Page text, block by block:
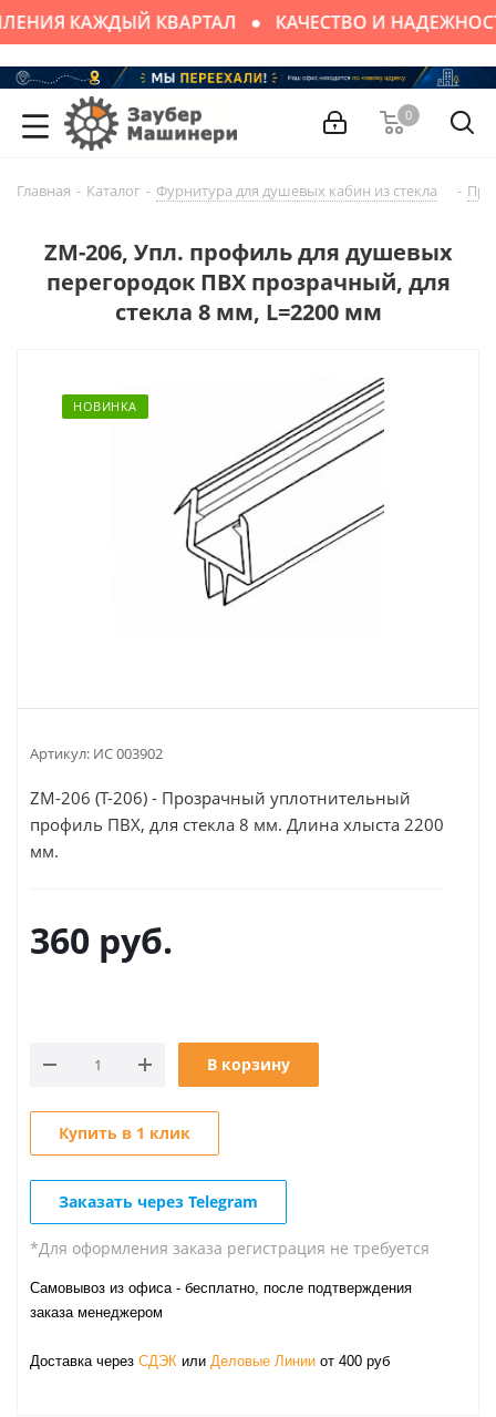
КАЖДЫЙ КВАРТАЛ КАЧЕСТВО И
0
Главная - Каталог - Фурнитура для душевых кабин из стекла -
ZM-206, Упл. профиль для душевых
перегородок ПВХ прозрачный, для
стекла 8 мм, L=2200 мм
НОВИНКА
Артикул: ИС 003902
ZM-206 (T-206) - Прозрачный уплотнительный
профиль ПВХ, для стекла 8 мм. Длина хлыста 2200
мм.
360 руб.
В корзину
Купить в 1 клик
Заказать через Telegram
*Для оформления заказа регистрация не требуется
Самовывоз из офиса - бесплатно, после подтверждения
заказа менеджером
Доставка через СДЭК или Деловые Линии от 400 руб